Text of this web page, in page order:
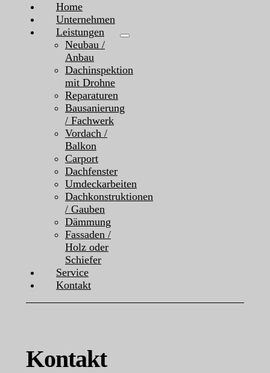
Home
Unternehmen
Leistungen
Neubau /
Anbau
Dachinspektion
mit Drohne
Reparaturen
Bausanierung
/ Fachwerk
Vordach /
Balkon
Carport
Dachfenster
Umdeckarbeiten
Dachkonstruktionen
/ Gauben
Dämmung
Fassaden /
Holz oder
Schiefer
Service
Kontakt
Kontakt